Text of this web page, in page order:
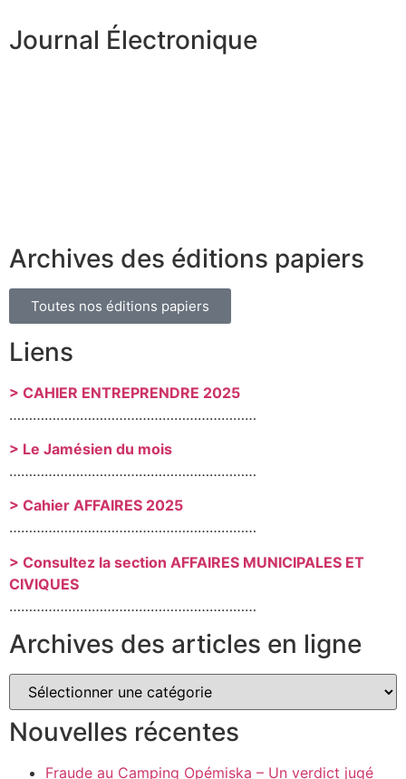
Journal Électronique
Archives des éditions papiers
Toutes nos éditions papiers
Liens
> CAHIER ENTREPRENDRE 2025
………………………………………………………
> Le Jamésien du mois
………………………………………………………
> Cahier AFFAIRES 2025
………………………………………………………
> Consultez la section AFFAIRES MUNICIPALES ET
CIVIQUES
………………………………………………………
Archives des articles en ligne
Nouvelles récentes
Fraude au Camping Opémiska – Un verdict jugé